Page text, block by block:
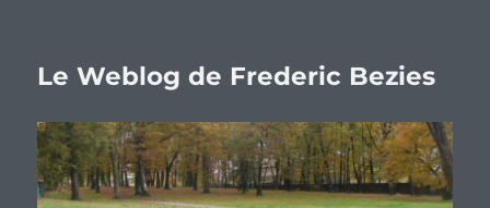
Le Weblog de Frederic Bezies